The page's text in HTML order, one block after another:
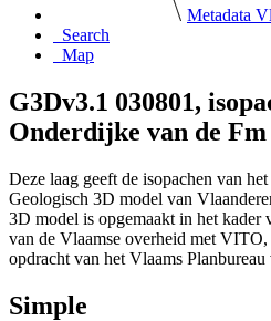
Metadata
Search
Map
G3Dv3.1 030801,
Onderdijke van de
Deze laag geeft de isopachen van
Geologisch 3D model van
3D model is opgemaakt in het kader
van de Vlaamse overheid met
opdracht van het Vlaams
Simple